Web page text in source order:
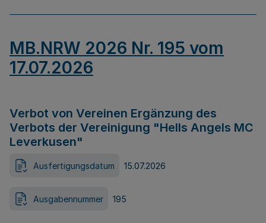
MB.NRW 2026 Nr. 195 vom
17.07.2026
Verbot von Vereinen Ergänzung des
Verbots der Vereinigung "Hells Angels MC
Leverkusen"
Ausfertigungsdatum 15.07.2026
Ausgabennummer 195